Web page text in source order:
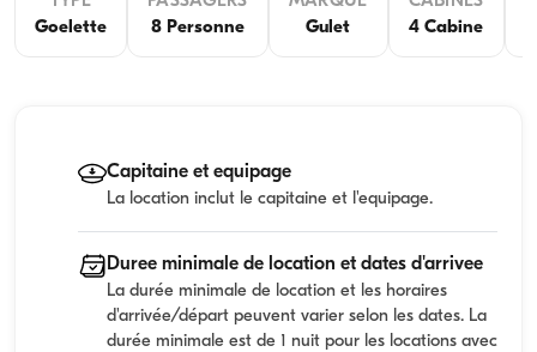
Goelette
8 Personne
Gulet
4 Cabine
Capitaine et equipage
La location inclut le capitaine et l'equipage.
Duree minimale de location et dates d'arrivee
La durée minimale de location et les horaires
d'arrivée/départ peuvent varier selon les dates. La
durée minimale est de 1 nuit pour les locations avec